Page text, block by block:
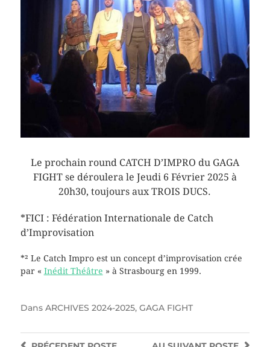
Le prochain round CATCH D’IMPRO du GAGA
FIGHT se déroulera le Jeudi 6 Février 2025 à
20h30, toujours aux TROIS DUCS.
*FICI : Fédération Internationale de Catch
d’Improvisation
*² Le Catch Impro est un concept d’improvisation crée
par « Inédit Théâtre » à Strasbourg en 1999.
Dans ARCHIVES 2024-2025, GAGA FIGHT